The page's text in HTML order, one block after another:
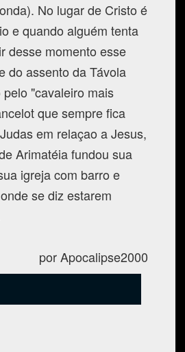
No lugar de Cristo é
e quando alguém tenta
desse momento esse
do assento da Távola
"cavaleiro mais
que sempre fica
em relaçao a Jesus,
Arimatéia fundou sua
igreja com barro e
se diz estarem
por Apocalipse2000